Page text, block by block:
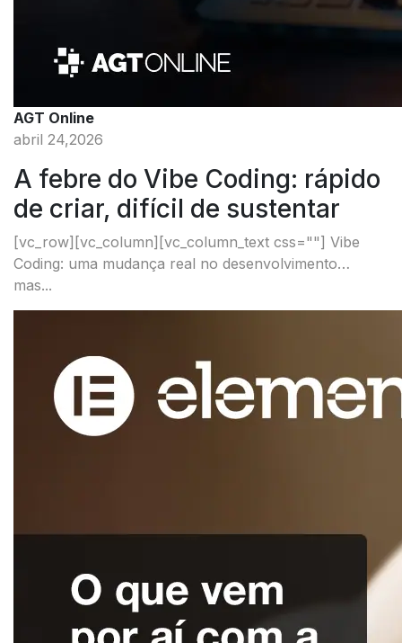
AGT Online
abril 24,2026
A febre do Vibe Coding: rápido
de criar, difícil de sustentar
[vc_row][vc_column][vc_column_text css=""] Vibe
Coding: uma mudança real no desenvolvimento…
mas...